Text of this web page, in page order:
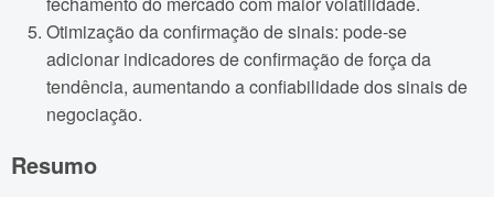
Otimização da confirmação de sinais: pode-se
adicionar indicadores de confirmação de força da
tendência, aumentando a confiabilidade dos sinais de
negociação.
Resumo